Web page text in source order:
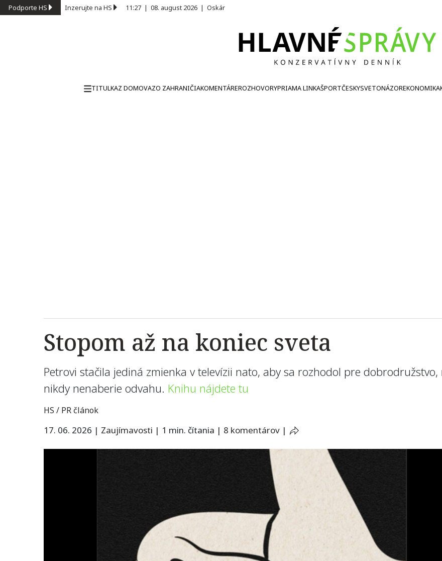
Podporte HS Inzerujte na HS 11:27 | 08. august 2026 | Oskár
TITULKAZ DOMOVAZO ZAHRANIČIAKOMENTÁREROZHOVORYPRIAMA LINKAŠPORTČESKYSVETONÁZOREKONOMIKA
Stopom až na koniec sveta
Petrovi stačila jediná zmienka v televízii nato, aby sa rozhodol pre
nikdy nenaberie odvahu. Knihu nájdete tu
HS / PR článok
17. 06. 2026 | Zaujímavosti | 1 min. čítania | 8 komentárov |